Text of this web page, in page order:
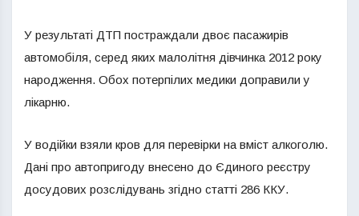
У результаті ДТП постраждали двоє пасажирів
автомобіля, серед яких малолітня дівчинка 2012 року
народження. Обох потерпілих медики доправили у
лікарню.
У водійки взяли кров для перевірки на вміст алкоголю.
Дані про автопригоду внесено до Єдиного реєстру
досудових розслідувань згідно статті 286 ККУ.